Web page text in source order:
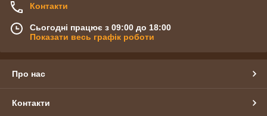
Контакти
Сьогодні працює з 09:00 до 18:00
Показати весь графік роботи
Про нас
Контакти